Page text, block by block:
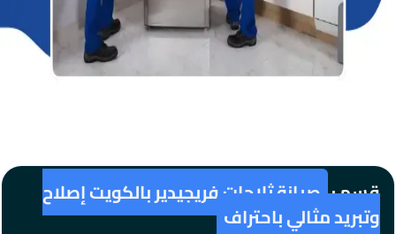
قسم : صيانة ثلاجات فريجيدير بالكويت إصلاح
وتبريد مثالي باحتراف